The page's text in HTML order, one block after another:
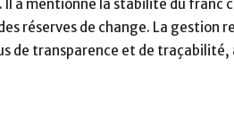
a mentionné la stabilité du franc
réserves de change. La gestion
de transparence et de